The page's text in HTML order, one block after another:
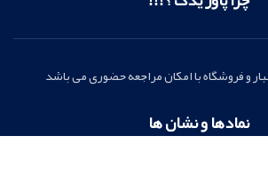
و فروشگاه با امکان مراجعه حضوری می باشد
نمادها و نشان ها